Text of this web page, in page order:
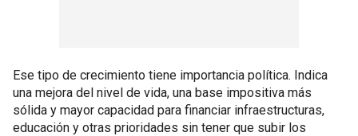
Ese tipo de crecimiento tiene importancia política. Indica
una mejora del nivel de vida, una base impositiva más
sólida y mayor capacidad para financiar infraestructuras,
educación y otras prioridades sin tener que subir los